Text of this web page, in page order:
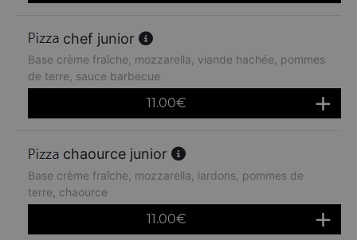
chef junior
Base crème fraîche, mozzarella, viande hachée, pommes
de terre, sauce barbecue
11.00€
chaource junior
Base crème fraîche, mozzarella, lardons, pommes de
terre, chaource
11.00€